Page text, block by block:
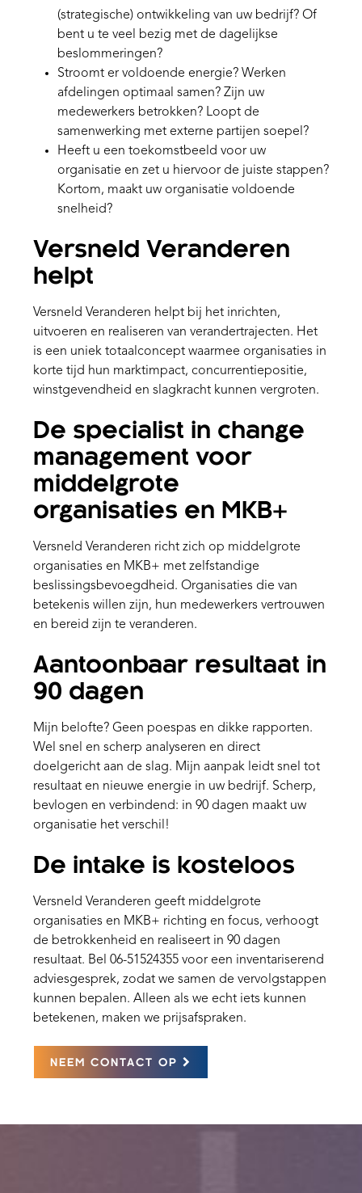
(strategische) ontwikkeling van uw bedrijf? Of
bent u te veel bezig met de dagelijkse
beslommeringen?
Stroomt er voldoende energie? Werken
afdelingen optimaal samen? Zijn uw
medewerkers betrokken? Loopt de
samenwerking met externe partijen soepel?
Heeft u een toekomstbeeld voor uw
organisatie en zet u hiervoor de juiste stappen?
Kortom, maakt uw organisatie voldoende
snelheid?
Versneld Veranderen
helpt
Versneld Veranderen helpt bij het inrichten,
uitvoeren en realiseren van verandertrajecten. Het
is een uniek totaalconcept waarmee organisaties in
korte tijd hun marktimpact, concurrentiepositie,
winstgevendheid en slagkracht kunnen vergroten.
De specialist in change
management voor
middelgrote
organisaties en MKB+
Versneld Veranderen richt zich op middelgrote
organisaties en MKB+ met zelfstandige
beslissingsbevoegdheid. Organisaties die van
betekenis willen zijn, hun medewerkers vertrouwen
en bereid zijn te veranderen.
Aantoonbaar resultaat in
90 dagen
Mijn belofte? Geen poespas en dikke rapporten.
Wel snel en scherp analyseren en direct
doelgericht aan de slag. Mijn aanpak leidt snel tot
resultaat en nieuwe energie in uw bedrijf. Scherp,
bevlogen en verbindend: in 90 dagen maakt uw
organisatie het verschil!
De intake is kosteloos
Versneld Veranderen geeft middelgrote
organisaties en MKB+ richting en focus, verhoogt
de betrokkenheid en realiseert in 90 dagen
resultaat. Bel 06-51524355 voor een inventariserend
adviesgesprek, zodat we samen de vervolgstappen
kunnen bepalen. Alleen als we echt iets kunnen
betekenen, maken we prijsafspraken.
NEEM CONTACT OP